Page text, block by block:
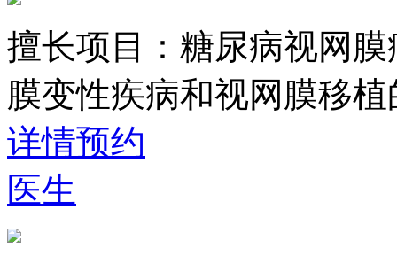
擅长项目： 糖尿病视网
膜变性疾病和视网膜移
详情预约
医生